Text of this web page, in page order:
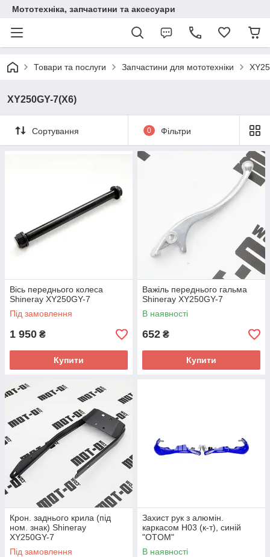
Мототехніка, запчастини та аксесуари
Товари та послуги Запчастини для мототехніки
XY250GY-7(X6)
Сортування 0 Фільтри
Вісь переднього колеса
Shineray XY250GY-7
Під замовлення
1 950 ₴
Купити
Важіль переднього гальма
Shineray XY250GY-7
В наявності
652 ₴
Купити
Крон. заднього крила (під
ном. знак) Shineray
XY250GY-7
Під замовлення
Захист рук з алюмін.
каркасом H03 (к-т), синій
"OTOM"
В наявності